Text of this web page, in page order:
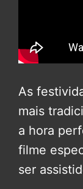
As
mais
a hora
filme
ser